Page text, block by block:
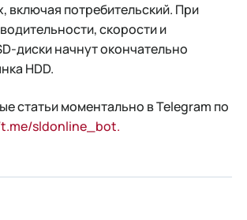
включая потребительский. При
скорости и
диски начнут окончательно
HDD.
статьи моментально в Telegram по
sldonline_bot.